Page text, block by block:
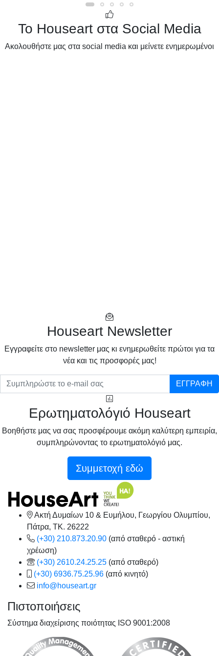
Το Houseart στα Social Media
Ακολουθήστε μας στα social media και μείνετε ενημερωμένοι
Houseart Newsletter
Eγγραφείτε στο newsletter μας κι ενημερωθείτε πρώτοι για τα
νέα και τις προσφορές μας!
ΕΓΓΡΑΦΗ
Ερωτηματολόγιό Houseart
Βοηθήστε μας να σας προσφέρουμε ακόμη καλύτερη εμπειρία,
συμπληρώνοντας το ερωτηματολόγιό μας.
Συμμετοχή εδώ
Ακτή Δυμαίων 10 & Ευμήλου, Γεωργίου Ολυμπίου,
Πάτρα, TK. 26222
(+30) 210.873.20.90 (από σταθερό - αστική
χρέωση)
(+30) 2610.24.25.25 (από σταθερό)
(+30) 6936.75.25.96 (από κινητό)
info@houseart.gr
Πιστοποιήσεις
Σύστημα διαχείρισης ποιότητας ISO 9001:2008